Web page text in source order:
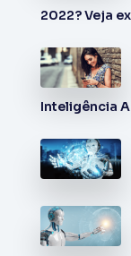
2022? Veja
Inteligência